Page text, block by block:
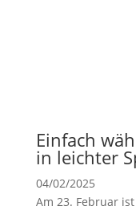
Einfach
in leichter
04/02/2025
Am 23. Februar